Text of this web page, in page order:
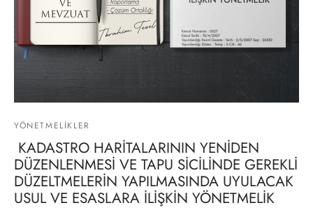
YÖNETMELIKLER
KADASTRO HARİTALARININ YENİDEN
DÜZENLENMESİ VE TAPU SİCİLİNDE GEREKLİ
DÜZELTMELERİN YAPILMASINDA UYULACAK
USUL VE ESASLARA İLİŞKİN YÖNETMELİK